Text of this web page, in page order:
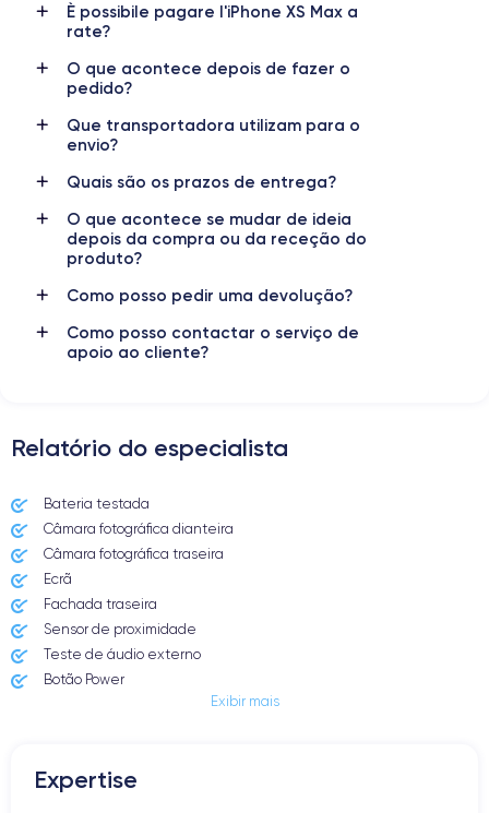
Caméra Caméra Frontale
Résolution vidéo
4K - 3840x2160px
Recharge rapide
Batterie
Réseau mobile
LTE/4G
Débloqué
Oui, tous opérateurs
consulter lafiche technique de l'iPhone XS Max.
È possibile pagare l'iPhone XS Max a
rate?
O que acontece depois de fazer o
pedido?
Que transportadora utilizam para o
envio?
Quais são os prazos de entrega?
O que acontece se mudar de ideia
depois da compra ou da receção do
produto?
Como posso pedir uma devolução?
Como posso contactar o serviço de
apoio ao cliente?
Relatório do especialista
Bateria testada
Câmara fotográfica dianteira
Câmara fotográfica traseira
Ecrã
Fachada traseira
Sensor de proximidade
Teste de áudio externo
Botão Power
Entrada Jack ou Lightening
Altifalante
Exibir mais
Expertise